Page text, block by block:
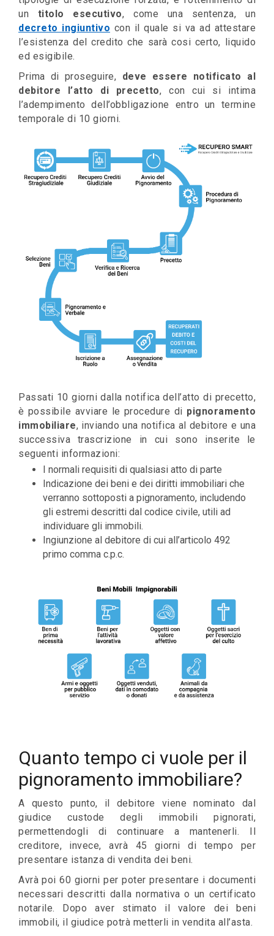
un titolo esecutivo, come una sentenza, un
decreto ingiuntivo con il quale si va ad attestare
l’esistenza del credito che sarà cosi certo, liquido
ed esigibile.
Prima di proseguire, deve essere notificato al
debitore l’atto di precetto, con cui si intima
l’adempimento dell’obbligazione entro un termine
temporale di 10 giorni.
Passati 10 giorni dalla notifica dell’atto di precetto,
è possibile avviare le procedure di pignoramento
immobiliare, inviando una notifica al debitore e una
successiva trascrizione in cui sono inserite le
seguenti informazioni:
I normali requisiti di qualsiasi atto di parte
Indicazione dei beni e dei diritti immobiliari che
verranno sottoposti a pignoramento, includendo
gli estremi descritti dal codice civile, utili ad
individuare gli immobili.
Ingiunzione al debitore di cui all’articolo 492
primo comma c.p.c.
Quanto tempo ci vuole per il
pignoramento immobiliare?
A questo punto, il debitore viene nominato dal
giudice custode degli immobili pignorati,
permettendogli di continuare a mantenerli. Il
creditore, invece, avrà 45 giorni di tempo per
presentare istanza di vendita dei beni.
Avrà poi 60 giorni per poter presentare i documenti
necessari descritti dalla normativa o un certificato
notarile. Dopo aver stimato il valore dei beni
immobili, il giudice potrà metterli in vendita all’asta.